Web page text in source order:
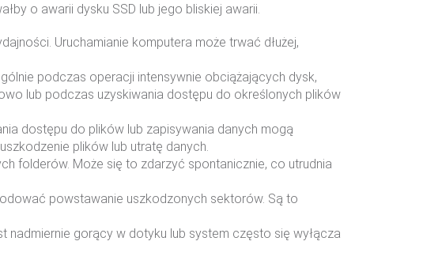
o awarii dysku SSD lub jego bliskiej awarii.
Uruchamianie komputera może trwać dłużej,
podczas operacji intensywnie obciążających dysk,
lub podczas uzyskiwania dostępu do określonych plików
dostępu do plików lub zapisywania danych mogą
plików lub utratę danych.
folderów. Może się to zdarzyć spontanicznie, co utrudnia
powstawanie uszkodzonych sektorów. Są to
nadmiernie gorący w dotyku lub system często się wyłącza